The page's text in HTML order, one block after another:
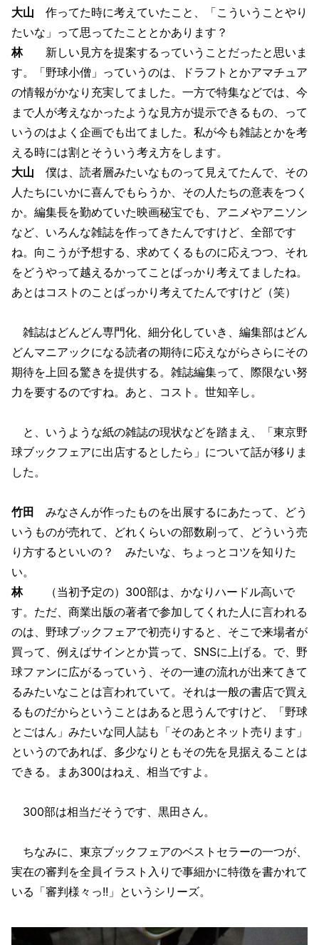
大山 作ってた時に考えていたこと、「こういうことやり
たいな」って思ってたこととかあります？
林新しい見方を提案するっていうことだったと思いま
す。「野球小僧」っていうのは、ドラフトとかアマチュア
の情報がかなり充実してました。一方で特集などでは、今
まで人が考えなかったような見方が提示できるもの、って
いうのはよく企画でも出てました。私が今も雑誌とかを考
える時には割とそういう考え方をします。
大山 僕は、読者層みたいなものって見えてたんで、その
人たちにいかに喜んでもらうか、その人たちの意表をつく
か。編集長を勤めていた映画秘宝でも、アニメやアニソン
など、いろんな雑誌を作ってきたんですけど、全部です
ね。向こうが予想する、求めてくるものに応えつつ、それ
をどうやって越えるかってことばっかり考えてましたね。
あとはコストのことばっかり考えてたんですけど（笑）
雑誌はどんどん専門化、細分化していき、編集部はどん
どんマニアックになる読者の期待に応えながらさらにその
期待を上回る驚きを提供する。雑誌編集って、際限ない努
力を要するのですね。あと、コスト。世知辛し。
と、いうような紙の雑誌の現状などを踏まえ、「東京野
球ブックフェアに出店するとしたら」について話が移りま
した。
竹田
みなさんが作ったものを出展するにあたって、どう
いうものが売れて、どれくらいの部数刷って、どういう売
り方するといいの？ みたいな、ちょっとコツを知りた
い。
林（当初予定の）300部は、かなりハードル高いで
す。ただ、商業出版の著者で参加してくれた人に言われる
のは、野球ブックフェアで初売りすると、そこで来場者が
買って、例えばサインとか貰って、SNSに上げる。で、野
球ファンに広がるっていう、その一連の流れが出来てきて
るみたいなことは言われていて。それは一般の書店で買え
るものだからということはあると思うんですけど、「野球
とごはん」みたいな同人誌も「そのあとネット売ります」
というのであれば、多少なりともその先を見据えることは
できる。まあ300はねえ、相当ですよ。
300部は相当だそうです、黒田さん。
ちなみに、東京ブックフェアのベストセラーの一つが、
実在の審判を全員イラスト入りで事細かに特徴を書かれて
いる「審判様々っ!!」というシリーズ。